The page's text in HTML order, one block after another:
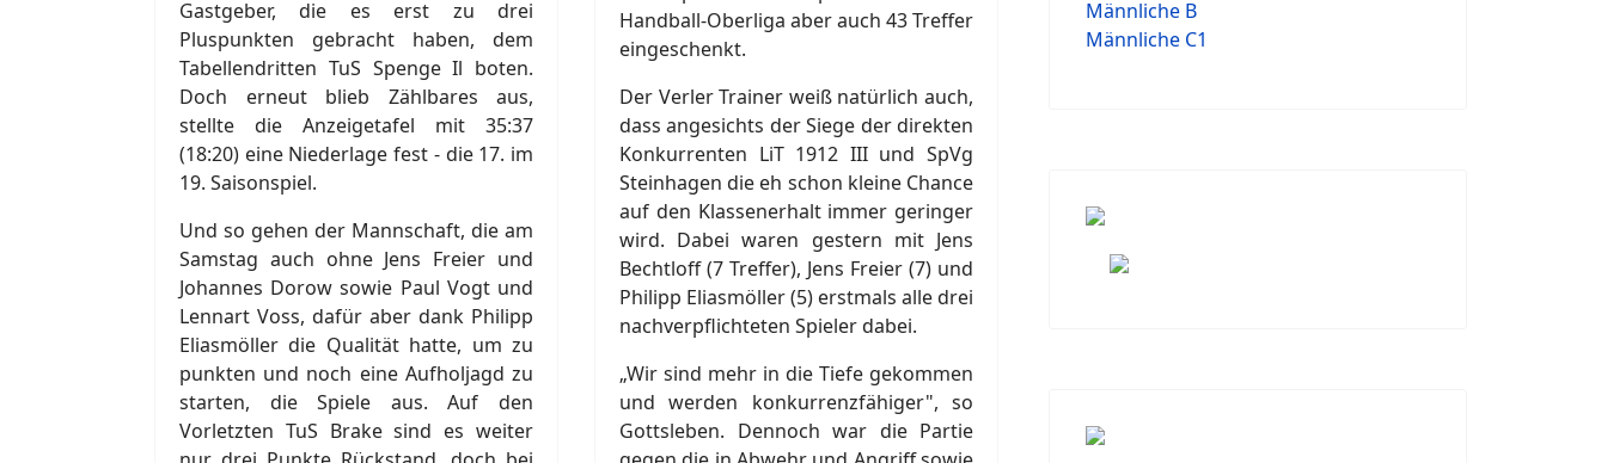
Gastgeber, die es erst zu drei
Pluspunkten gebracht haben, dem
Tabellendritten TuS Spenge Il boten.
Doch erneut blieb Zählbares aus,
stellte die Anzeigetafel mit 35:37
(18:20) eine Niederlage fest - die 17. im
19. Saisonspiel.
Und so gehen der Mannschaft, die am
Samstag auch ohne Jens Freier und
Johannes Dorow sowie Paul Vogt und
Lennart Voss, dafür aber dank Philipp
Eliasmöller die Qualität hatte, um zu
punkten und noch eine Aufholjagd zu
starten, die Spiele aus. Auf den
Vorletzten TuS Brake sind es weiter
Handball-Oberliga aber auch 43 Treffer
eingeschenkt.
Der Verler Trainer weiß natürlich auch,
dass angesichts der Siege der direkten
Konkurrenten LiT 1912 III und SpVg
Steinhagen die eh schon kleine Chance
auf den Klassenerhalt immer geringer
wird. Dabei waren gestern mit Jens
Bechtloff (7 Treffer), Jens Freier (7) und
Philipp Eliasmöller (5) erstmals alle drei
nachverpflichteten Spieler dabei.
„Wir sind mehr in die Tiefe gekommen
und werden konkurrenzfähiger", so
Gottsleben. Dennoch war die Partie
Männliche B
Männliche C1